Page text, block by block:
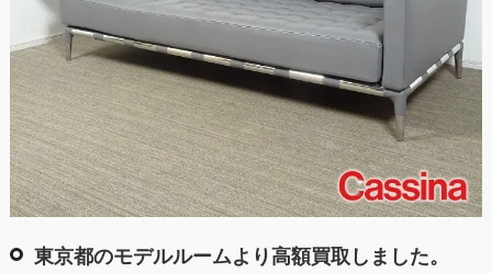
東京都のモデルルームより高額買取しました。